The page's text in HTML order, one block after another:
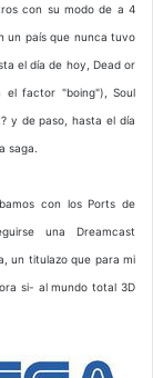
con su modo de a 4
un país que nunca tuvo
el día de hoy, Dead or
el factor "boing"), Soul
y de paso, hasta el día
saga.
con los Ports de
una Dreamcast
un titulazo que para mi
si- al mundo total 3D